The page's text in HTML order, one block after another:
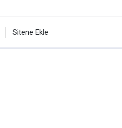
Sitene Ekle